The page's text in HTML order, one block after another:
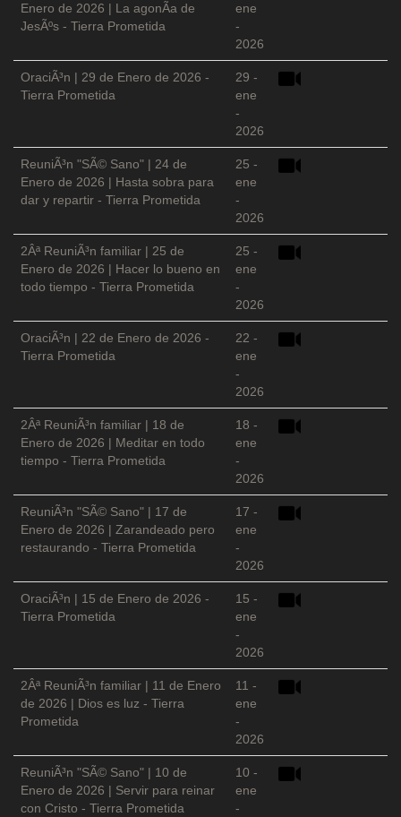
Enero de 2026 | La agonÃ­a de
JesÃºs - Tierra Prometida
ene
-
2026
OraciÃ³n | 29 de Enero de 2026 -
Tierra Prometida
29 -
ene
-
2026
ReuniÃ³n "SÃ© Sano" | 24 de
Enero de 2026 | Hasta sobra para
dar y repartir - Tierra Prometida
25 -
ene
-
2026
2Âª ReuniÃ³n familiar | 25 de
Enero de 2026 | Hacer lo bueno en
todo tiempo - Tierra Prometida
25 -
ene
-
2026
OraciÃ³n | 22 de Enero de 2026 -
Tierra Prometida
22 -
ene
-
2026
2Âª ReuniÃ³n familiar | 18 de
Enero de 2026 | Meditar en todo
tiempo - Tierra Prometida
18 -
ene
-
2026
ReuniÃ³n "SÃ© Sano" | 17 de
Enero de 2026 | Zarandeado pero
restaurando - Tierra Prometida
17 -
ene
-
2026
OraciÃ³n | 15 de Enero de 2026 -
Tierra Prometida
15 -
ene
-
2026
2Âª ReuniÃ³n familiar | 11 de Enero
de 2026 | Dios es luz - Tierra
Prometida
11 -
ene
-
2026
ReuniÃ³n "SÃ© Sano" | 10 de
Enero de 2026 | Servir para reinar
con Cristo - Tierra Prometida
10 -
ene
-